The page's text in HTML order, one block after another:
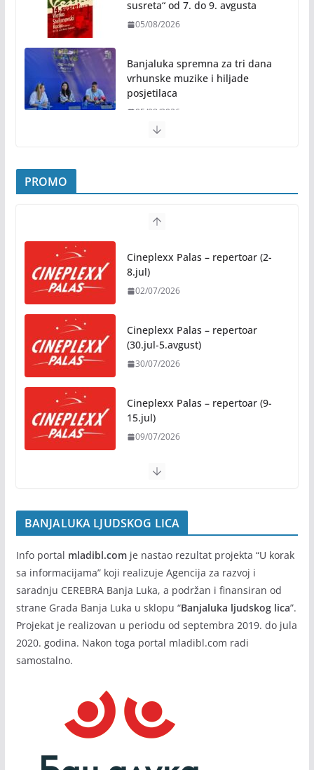
susreta“ od 7. do 9. avgusta
05/08/2026
Banjaluka spremna za tri dana
vrhunske muzike i hiljade
posjetilaca
05/08/2026
akcija darivanja krvi odjeknula širom BiH
04/08/2026
Zašto hiljade ljudi istovremeno osjećaju isto?
Nauka iza festivalske energije
04/08/2026
Besplatni udžbenici za sve osnovce od školske
2026/2027. godine
07/08/2026
Rukotvorine u srcu grada:
Kočićevim danima
07/08/2026
PROMO
Cineplexx Palas – repertoar (2-
8.jul)
02/07/2026
Cineplexx Palas – repertoar
(30.jul-5.avgust)
30/07/2026
Cineplexx Palas – repertoar (9-
15.jul)
09/07/2026
BANJALUKA LJUDSKOG LICA
Info portal mladibl.comje nastao rezultat projekta “U korak
sa informacijama” koji realizuje Agencija za razvoj i
saradnju CEREBRA Banja Luka, a podržan i finansiran od
strane Grada Banja Luka u sklopu “Banjaluka ljudskog lica”.
Projekat je realizovan u periodu od septembra 2019. do jula
2020. godina. Nakon toga portal mladibl.com radi
samostalno.